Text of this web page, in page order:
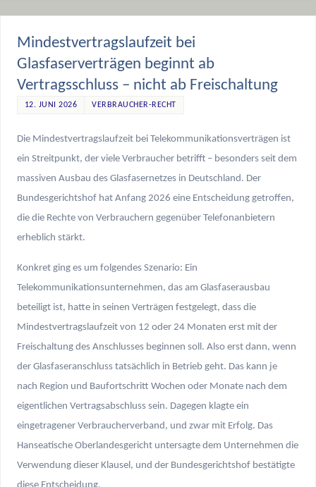
Mindestvertragslaufzeit bei
Glasfaserverträgen beginnt ab
Vertragsschluss – nicht ab Freischaltung
12. JUNI 2026 VERBRAUCHER-RECHT
Die Mindestvertragslaufzeit bei Telekommunikationsverträgen ist
ein Streitpunkt, der viele Verbraucher betrifft – besonders seit dem
massiven Ausbau des Glasfasernetzes in Deutschland. Der
Bundesgerichtshof hat Anfang 2026 eine Entscheidung getroffen,
die die Rechte von Verbrauchern gegenüber Telefonanbietern
erheblich stärkt.
Konkret ging es um folgendes Szenario: Ein
Telekommunikationsunternehmen, das am Glasfaserausbau
beteiligt ist, hatte in seinen Verträgen festgelegt, dass die
Mindestvertragslaufzeit von 12 oder 24 Monaten erst mit der
Freischaltung des Anschlusses beginnen soll. Also erst dann, wenn
der Glasfaseranschluss tatsächlich in Betrieb geht. Das kann je
nach Region und Baufortschritt Wochen oder Monate nach dem
eigentlichen Vertragsabschluss sein. Dagegen klagte ein
eingetragener Verbraucherverband, und zwar mit Erfolg. Das
Hanseatische Oberlandesgericht untersagte dem Unternehmen die
Verwendung dieser Klausel, und der Bundesgerichtshof bestätigte